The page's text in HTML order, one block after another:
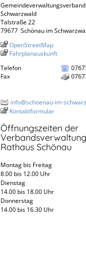
Schwarzwald
Talstraße 22
79677 Schönau im
OpenStreetMap
Fahrplanauskunft
Telefon
Fax
info@schoenau-im-
Kontaktformular
Öffnungszeiten der
Rathaus Schönau
Montag bis Freitag
8.00 bis 12.00 Uhr
Dienstag
14.00 bis 18.00 Uhr
Donnerstag
14.00 bis 16.30 Uhr